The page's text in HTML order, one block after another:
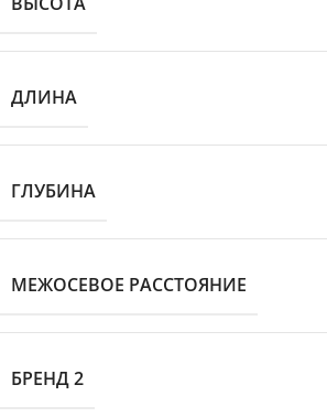
ДЛИНА
ГЛУБИНА
МЕЖОСЕВОЕ РАССТОЯНИЕ
БРЕНД 2